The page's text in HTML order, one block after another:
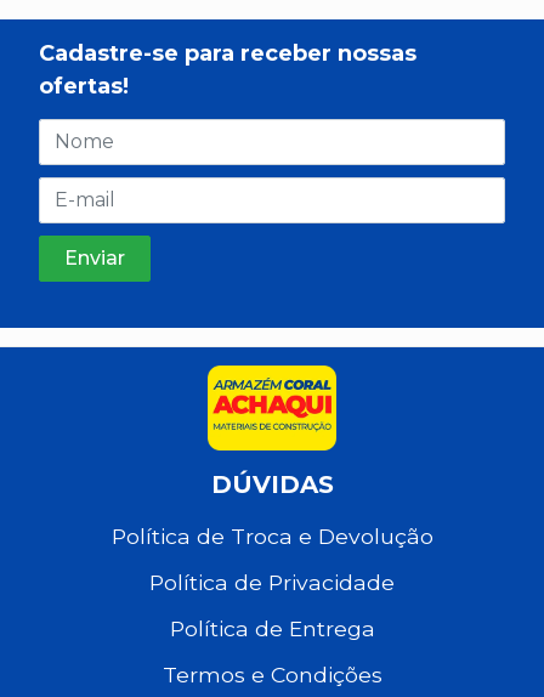
Cadastre-se para receber nossas
ofertas!
DÚVIDAS
Política de Troca e Devolução
Política de Privacidade
Política de Entrega
Termos e Condições